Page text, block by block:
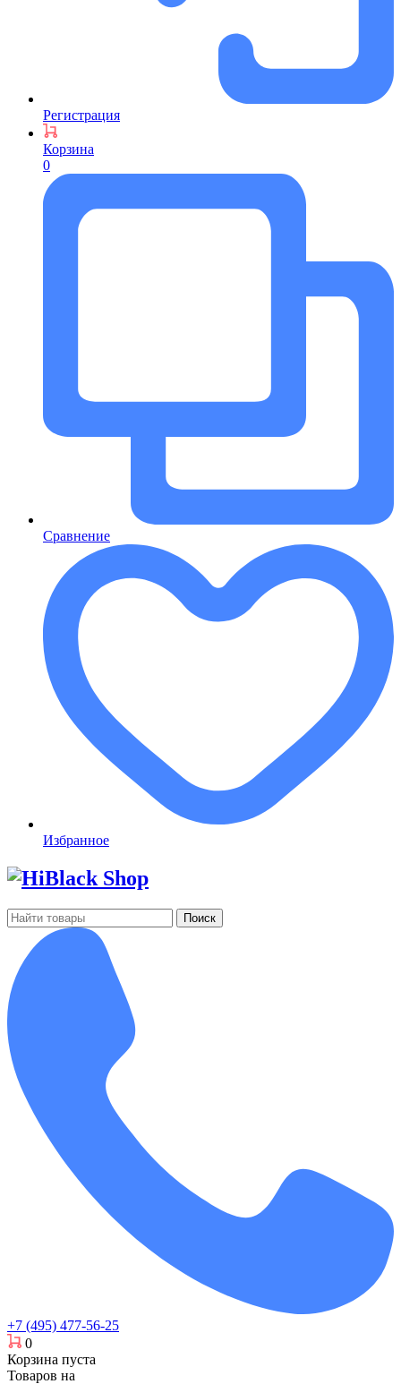
Регистрация
Корзина
0
Сравнение
Избранное
Поиск
+7 (495) 477-56-25
0
Корзина пуста
Товаров на